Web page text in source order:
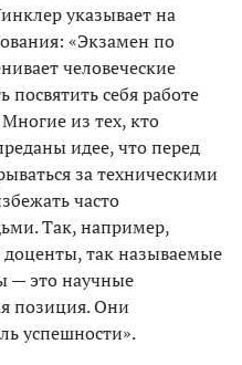
указывает на
«Экзамен по
человеческие
посвятить себя работе
из тех, кто
идее, что перед
за техническими
часто
Так, например,
доценты, так называемые
— это научные
позиция. Они
успешности».